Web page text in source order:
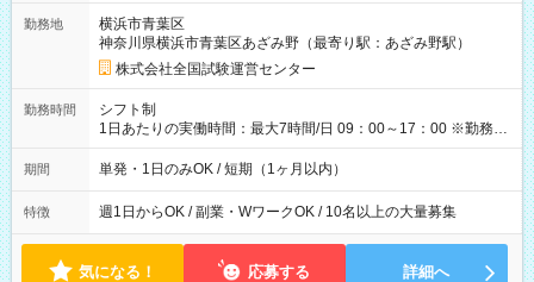
例】 ・河合塾模擬試験 8:30～17:30（休憩1時間） 時給1,300円
×8時間＝日収10,400円＋交通費 ※当日の役割により時給＋100
円の場合あり ・国家試験 7:00～13:30（休憩なし） 時給1,300
円（役割手当＋100円）×6時間＝日収8,400円＋交通費 【試用期
間】試用期間なし
勤務地
横浜市青葉区
神奈川県横浜市青葉区あざみ野（最寄り駅：あざみ野駅）
株式会社全国試験運営センター
勤務時間
シフト制
1日あたりの実働時間：最大7時間/日 09：00～17：00 ※勤務時
間は 試験により異なります。
期間 単発・1日のみOK / 短期（1ヶ月以内）
特徴 週1日からOK / 副業・WワークOK / 10名以上の大量募集
気になる！ 応募する 詳細へ